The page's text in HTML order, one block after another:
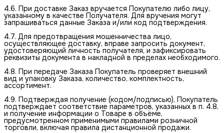
4.6. При доставке Заказ вручается Покупателю либо лицу,
указанному в качестве Получателя. Для вручения могут
запрашиваться данные Заказа и/или код подтверждения.
4.7. Для предотвращения мошенничества лицо,
осуществляющее доставку, вправе запросить документ,
удостоверяющий личность получателя, и зафиксировать
реквизиты документа в накладной в пределах необходимого.
4.8. При передаче Заказа Покупатель проверяет внешний
вид и упаковку Заказа, количество, комплектность,
ассортимент.
4.9. Подтверждая получение (кодом/подписью), Покупатель
подтверждает соответствие параметров, указанных в п. 4.8,
и получение информации о Товаре в объёме,
предусмотренном применимыми правилами розничной
торговли, включая правила дистанционной продажи.